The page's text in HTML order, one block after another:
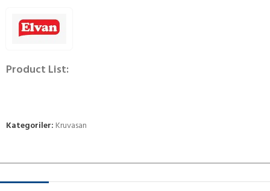
Product List:
Kategoriler: Kruvasan